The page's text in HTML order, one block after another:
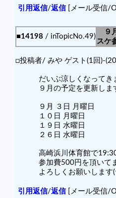
引用返信/返信[メール受信/
■14198 / inTopicNo.49)
９
スケ
□投稿者/ みや ゲスト(1回)-
だいぶ涼しくなってき
９月の予定を更新しま
９月 ３日 月曜日
１０日 月曜日
１９日 水曜日
２６日 水曜日
高崎浜川体育館で
参加費500円を頂いて
よろしくお願いしま
引用返信/返信[メール受信/